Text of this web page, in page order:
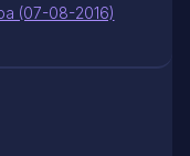
(07-08-2016)